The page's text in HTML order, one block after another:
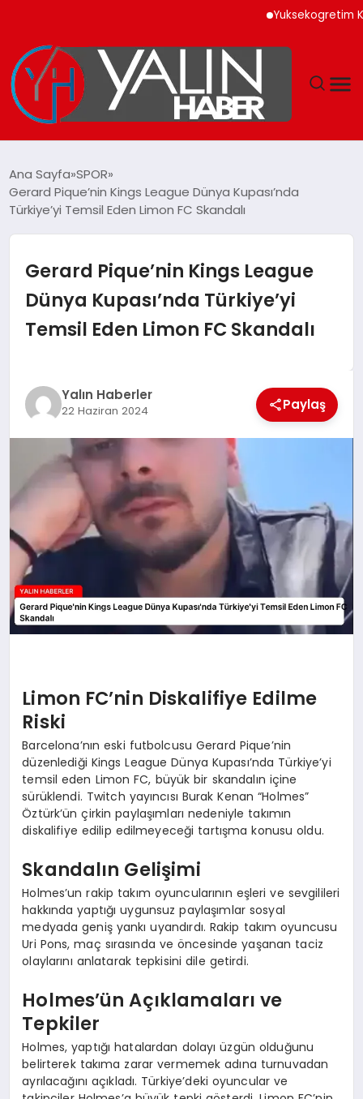
Yuksekogretim
SPOR
YAŞAM
TEKNOLOJİ
MAGAZİN
SAĞLIK
Ana Sayfa SPOR
Gerard Pique’nin Kings League Dünya Kupası’nda
Türkiye’yi Temsil Eden Limon FC Skandalı
Gerard Pique’nin Kings League
Dünya Kupası’nda Türkiye’yi
Temsil Eden Limon FC Skandalı
Yalın Haberler
22 Haziran 2024 Paylaş
Limon FC’nin Diskalifiye Edilme
Riski
Barcelona’nın eski futbolcusu Gerard Pique’nin
düzenlediği Kings League Dünya Kupası’nda Türkiye’yi
temsil eden Limon FC, büyük bir skandalın içine
sürüklendi. Twitch yayıncısı Burak Kenan “Holmes”
Öztürk’ün çirkin paylaşımları nedeniyle takımın
diskalifiye edilip edilmeyeceği tartışma konusu oldu.
Skandalın Gelişimi
Holmes’un rakip takım oyuncularının eşleri ve sevgilileri
hakkında yaptığı uygunsuz paylaşımlar sosyal
medyada geniş yankı uyandırdı. Rakip takım oyuncusu
Uri Pons, maç sırasında ve öncesinde yaşanan taciz
olaylarını anlatarak tepkisini dile getirdi.
Holmes’ün Açıklamaları ve
Tepkiler
Holmes, yaptığı hatalardan dolayı üzgün olduğunu
belirterek takıma zarar vermemek adına turnuvadan
ayrılacağını açıkladı. Türkiye’deki oyuncular ve